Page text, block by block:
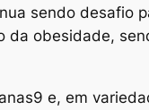
sendo desafio
obesidade,
e, em